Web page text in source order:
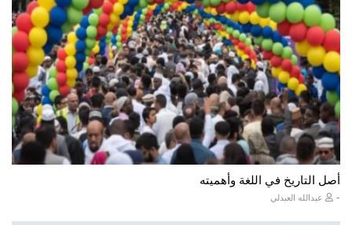
أصل التاريخ في اللغة وأهميته
- عبدالله العبدلي